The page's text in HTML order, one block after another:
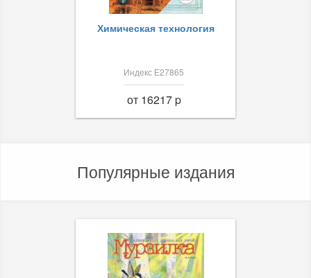
Химическая технология
Индекс Е27865
от 16217 p
Популярные издания